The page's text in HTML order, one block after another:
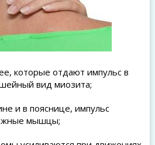
которые отдают импульс в
вид миозита;
и в пояснице, импульс
мышцы;